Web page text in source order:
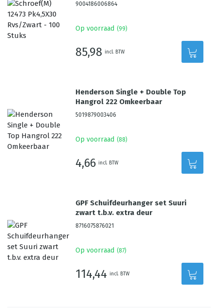
9004186006864
Op voorraad (99)
85,98 incl. BTW
Henderson Single + Double Top
Hangrol 222 Omkeerbaar
5019879003406
Op voorraad (88)
4,66 incl. BTW
GPF Schuifdeurhanger set Suuri
zwart t.b.v. extra deur
8716075876021
Op voorraad (87)
114,44 incl. BTW